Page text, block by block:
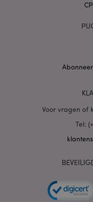
Voor vragen of
Tel:
X-Magento-Vary
mage-cache-